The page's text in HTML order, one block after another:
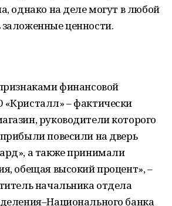
однако на деле могут в любой
ценности.
финансовой
– фактически
руководители которого
повесили на дверь
а также принимали
обещая высокий процент», –
начальника отдела
банка